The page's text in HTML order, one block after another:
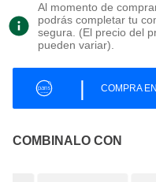
Al momento de
podrás completar tu
segura. (El precio del
pueden variar).
| COMPRA
COMBINALO CON